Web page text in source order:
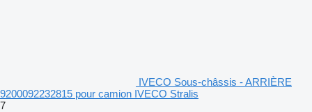
IVECO Sous-châssis - ARRIÈRE
9200092232815 pour camion IVECO Stralis
7